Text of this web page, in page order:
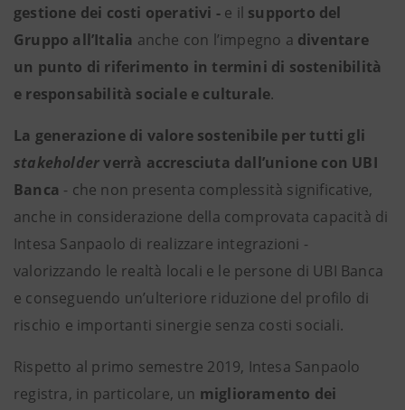
gestione dei costi operativi - e il supporto del
Gruppo all’Italia anche con l’impegno a diventare
un punto di riferimento in termini di sostenibilità
e responsabilità sociale e culturale.
La generazione di valore sostenibile per tutti gli
stakeholderverrà accresciuta dall’unione con UBI
Banca - che non presenta complessità significative,
anche in considerazione della comprovata capacità di
Intesa Sanpaolo di realizzare integrazioni -
valorizzando le realtà locali e le persone di UBI Banca
e conseguendo un’ulteriore riduzione del profilo di
rischio e importanti sinergie senza costi sociali.
Rispetto al primo semestre 2019, Intesa Sanpaolo
registra, in particolare, un miglioramento dei